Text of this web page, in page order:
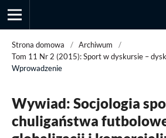
Strona domowa / Archiwum
/
Tom 11 Nr 2 (2015): Sport w dyskursie –
Wprowadzenie
Wywiad: Socjologia
chuligaństwa